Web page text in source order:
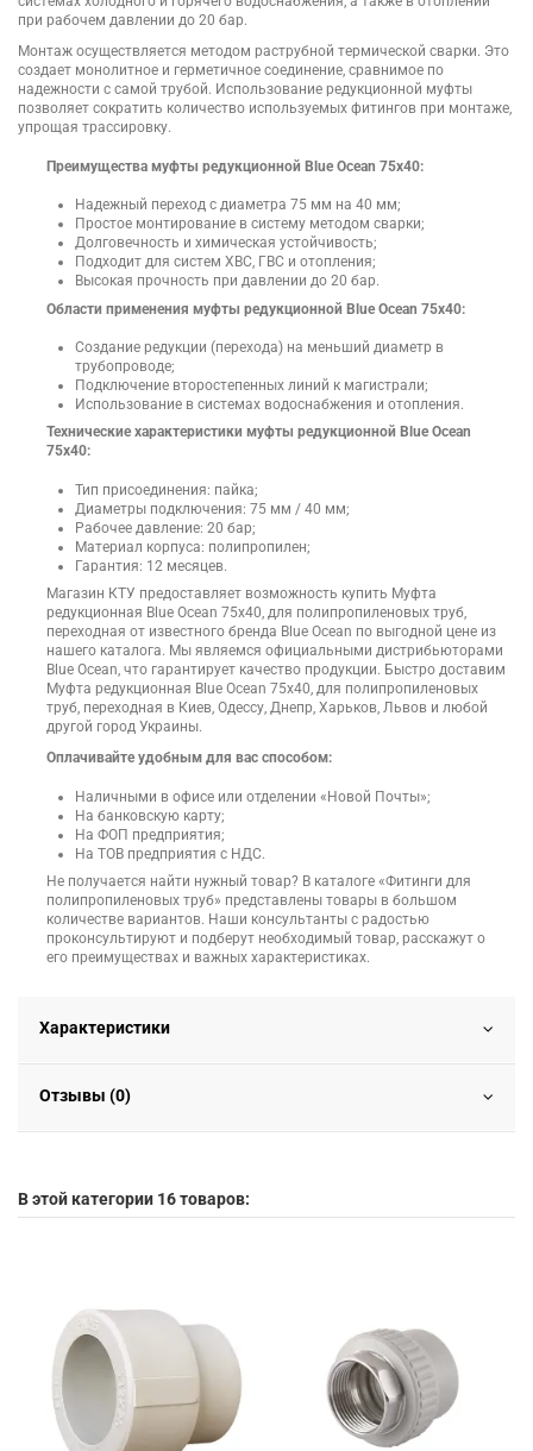
при рабочем давлении до 20 бар.
Монтаж осуществляется методом раструбной термической сварки. Это
создает монолитное и герметичное соединение, сравнимое по
надежности с самой трубой. Использование редукционной муфты
позволяет сократить количество используемых фитингов при монтаже,
упрощая трассировку.
Преимущества муфты редукционной Blue Ocean 75х40:
Надежный переход с диаметра 75 мм на 40 мм;
Простое монтирование в систему методом сварки;
Долговечность и химическая устойчивость;
Подходит для систем ХВС, ГВС и отопления;
Высокая прочность при давлении до 20 бар.
Области применения муфты редукционной Blue Ocean 75х40:
Создание редукции (перехода) на меньший диаметр в
трубопроводе;
Подключение второстепенных линий к магистрали;
Использование в системах водоснабжения и отопления.
Технические характеристики муфты редукционной Blue Ocean
75х40:
Тип присоединения: пайка;
Диаметры подключения: 75 мм / 40 мм;
Рабочее давление: 20 бар;
Материал корпуса: полипропилен;
Гарантия: 12 месяцев.
Магазин КТУ предоставляет возможность купить Муфта
редукционная Blue Ocean 75х40, для полипропиленовых труб,
переходная от известного бренда Blue Ocean по выгодной цене из
нашего каталога. Мы являемся официальными дистрибьюторами
Blue Ocean, что гарантирует качество продукции. Быстро доставим
Муфта редукционная Blue Ocean 75х40, для полипропиленовых
труб, переходная в Киев, Одессу, Днепр, Харьков, Львов и любой
другой город Украины.
Оплачивайте удобным для вас способом:
Наличными в офисе или отделении «Новой Почты»;
На банковскую карту;
На ФОП предприятия;
На ТОВ предприятия с НДС.
Не получается найти нужный товар? В каталоге «Фитинги для
полипропиленовых труб» представлены товары в большом
количестве вариантов. Наши консультанты с радостью
проконсультируют и подберут необходимый товар, расскажут о
его преимуществах и важных характеристиках.
Характеристики
Отзывы (0)
В этой категории 16 товаров: